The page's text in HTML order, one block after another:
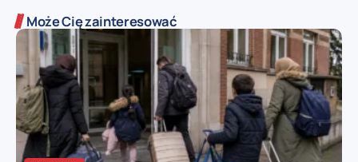
Może Cię zainteresować